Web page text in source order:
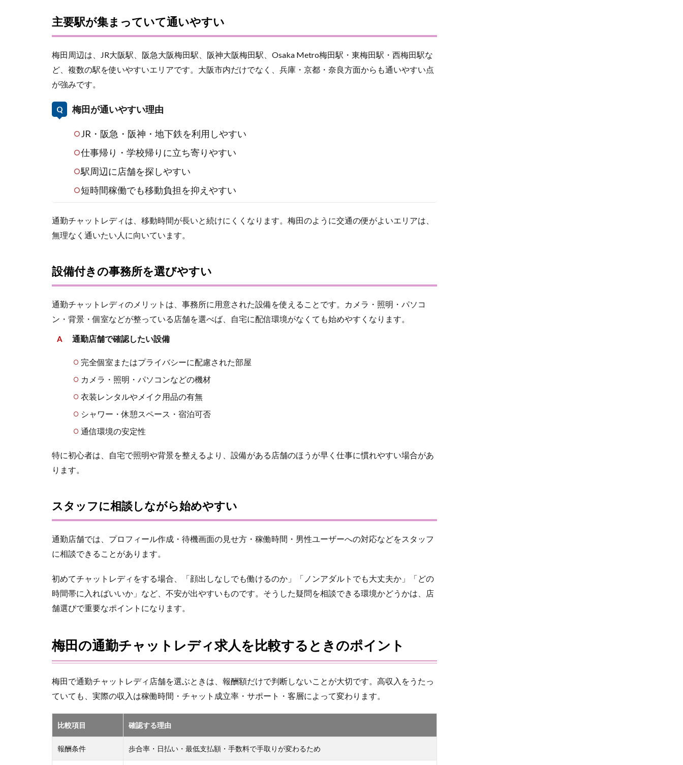
主要駅が集まっていて通いやすい
梅田周辺は、JR大阪駅、阪急大阪梅田駅、阪神大阪梅田駅、Osaka Metro梅田駅・東梅田駅・西梅田駅な
ど、複数の駅を使いやすいエリアです。大阪市内だけでなく、兵庫・京都・奈良方面からも通いやすい点
が強みです。
梅田が通いやすい理由
JR・阪急・阪神・地下鉄を利用しやすい
仕事帰り・学校帰りに立ち寄りやすい
駅周辺に店舗を探しやすい
短時間稼働でも移動負担を抑えやすい
通勤チャットレディは、移動時間が長いと続けにくくなります。梅田のように交通の便がよいエリアは、
無理なく通いたい人に向いています。
設備付きの事務所を選びやすい
通勤チャットレディのメリットは、事務所に用意された設備を使えることです。カメラ・照明・パソコ
ン・背景・個室などが整っている店舗を選べば、自宅に配信環境がなくても始めやすくなります。
通勤店舗で確認したい設備
完全個室またはプライバシーに配慮された部屋
カメラ・照明・パソコンなどの機材
衣装レンタルやメイク用品の有無
シャワー・休憩スペース・宿泊可否
通信環境の安定性
特に初心者は、自宅で照明や背景を整えるより、設備がある店舗のほうが早く仕事に慣れやすい場合があ
ります。
スタッフに相談しながら始めやすい
通勤店舗では、プロフィール作成・待機画面の見せ方・稼働時間・男性ユーザーへの対応などをスタッフ
に相談できることがあります。
初めてチャットレディをする場合、「顔出しなしでも働けるのか」「ノンアダルトでも大丈夫か」「どの
時間帯に入ればいいか」など、不安が出やすいものです。そうした疑問を相談できる環境かどうかは、店
舗選びで重要なポイントになります。
梅田の通勤チャットレディ求人を比較するときのポイント
梅田で通勤チャットレディ店舗を選ぶときは、報酬額だけで判断しないことが大切です。高収入をうたっ
ていても、実際の収入は稼働時間・チャット成立率・サポート・客層によって変わります。
比較項目 確認する理由
報酬条件 歩合率・日払い・最低支払額・手数料で手取りが変わるため